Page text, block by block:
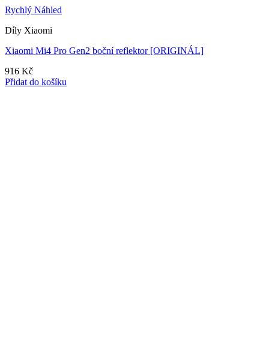
Rychlý Náhled
Díly Xiaomi
Xiaomi Mi4 Pro Gen2 boční reflektor [ORIGINÁL]
916 Kč
Přidat do košíku